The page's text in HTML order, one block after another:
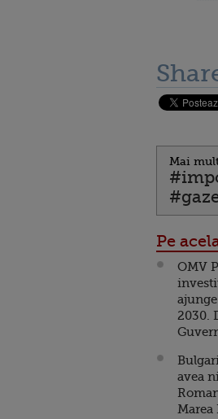
Mai
Pe
OMV
2030.
avea
Marea